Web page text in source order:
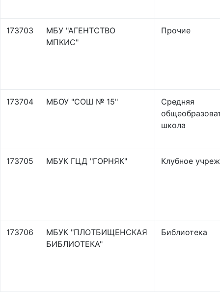
173703
МБУ "АГЕНТСТВО
МПКИС"
Прочие
173704 МБОУ "СОШ № 15"
Средняя
школа
173705 МБУК ГЦД "ГОРНЯК" Клубное
173706
МБУК "ПЛОТБИЩЕНСКАЯ
БИБЛИОТЕКА"
Библиотека